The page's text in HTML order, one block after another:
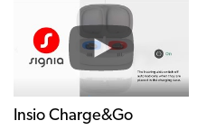
Insio Charge&Go